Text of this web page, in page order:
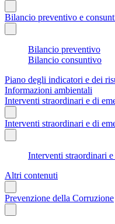
Bilancio preventivo e
Bilancio preventivo
Bilancio consuntivo
Piano degli indicatori e dei
Informazioni ambientali
Interventi straordinari e di
Interventi straordinari e di
Interventi straordinari e
Altri contenuti
Prevenzione della Corruzione